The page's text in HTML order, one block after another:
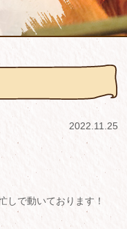
2022.11.25
しで動いております！